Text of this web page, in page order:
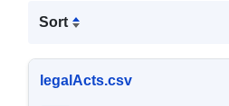
Sort
legalActs.csv